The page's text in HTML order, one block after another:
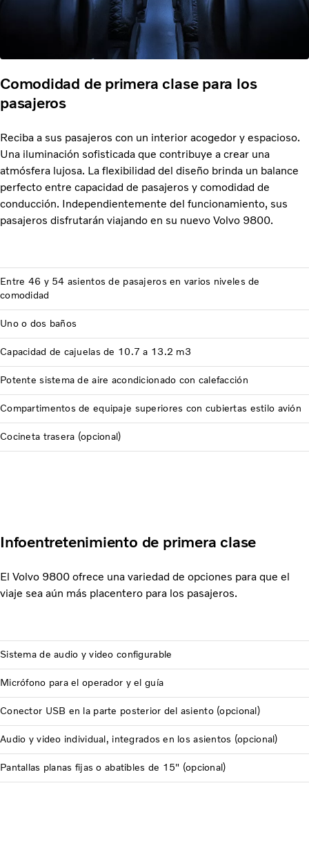
Comodidad de primera clase para los
pasajeros
Reciba a sus pasajeros con un interior acogedor y espacioso.
Una iluminación sofisticada que contribuye a crear una
atmósfera lujosa. La flexibilidad del diseño brinda un balance
perfecto entre capacidad de pasajeros y comodidad de
conducción. Independientemente del funcionamiento, sus
pasajeros disfrutarán viajando en su nuevo Volvo 9800.
Entre 46 y 54 asientos de pasajeros en varios niveles de
comodidad
Uno o dos baños
Capacidad de cajuelas de 10.7 a 13.2 m3
Potente sistema de aire acondicionado con calefacción
Compartimentos de equipaje superiores con cubiertas estilo avión
Cocineta trasera (opcional)
Infoentretenimiento de primera clase
El Volvo 9800 ofrece una variedad de opciones para que el
viaje sea aún más placentero para los pasajeros.
Sistema de audio y video configurable
Micrófono para el operador y el guía
Conector USB en la parte posterior del asiento (opcional)
Audio y video individual, integrados en los asientos (opcional)
Pantallas planas fijas o abatibles de 15" (opcional)